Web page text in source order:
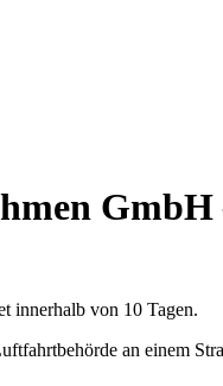
innerhalb von 10 Tagen.
an einem